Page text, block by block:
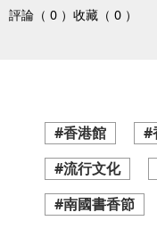
評論（ 0 ） 收藏（ 0 ）
#香港館 #
#流行文化
#南國書香節